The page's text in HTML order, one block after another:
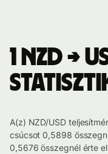
1 NZD →
A(z) NZD/USD
csúcsot 0,5898
0,5676 összegnél érte